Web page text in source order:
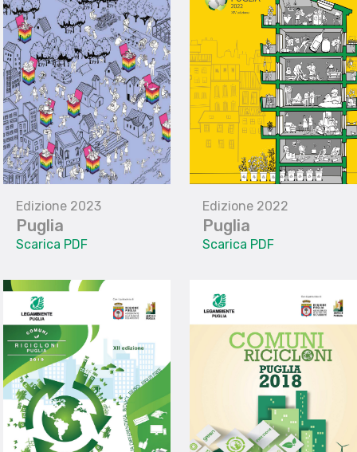
Edizione 2023
Puglia
Scarica PDF
Edizione 2022
Puglia
Scarica PDF